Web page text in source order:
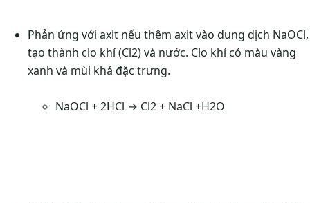
Phản ứng với axit nếu thêm axit vào dung dịch NaOCl,
tạo thành clo khí (Cl2) và nước. Clo khí có màu vàng
xanh và mùi khá đặc trưng.
NaOCl + 2HCl → Cl2 ​+ NaCl +H2​O